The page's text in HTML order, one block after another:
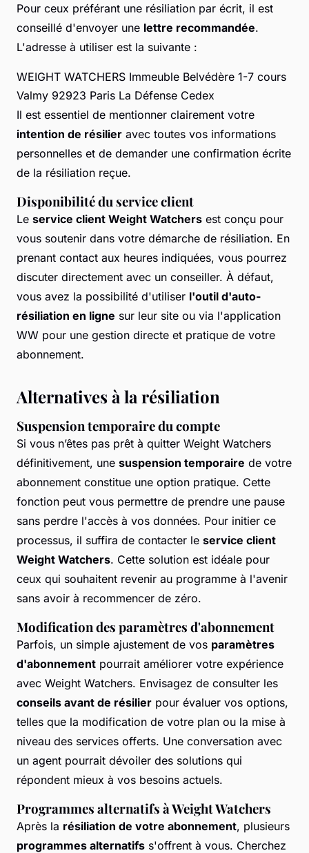
Pour ceux préférant une résiliation par écrit, il est
conseillé d'envoyer une lettre recommandée.
L'adresse à utiliser est la suivante :
WEIGHT WATCHERS Immeuble Belvédère 1-7 cours
Valmy 92923 Paris La Défense Cedex
Il est essentiel de mentionner clairement votre
intention de résilier avec toutes vos informations
personnelles et de demander une confirmation écrite
de la résiliation reçue.
Disponibilité du service client
Le service client Weight Watchers est conçu pour
vous soutenir dans votre démarche de résiliation. En
prenant contact aux heures indiquées, vous pourrez
discuter directement avec un conseiller. À défaut,
vous avez la possibilité d'utiliser l'outil d'auto-
résiliation en ligne sur leur site ou via l'application
WW pour une gestion directe et pratique de votre
abonnement.
Alternatives à la résiliation
Suspension temporaire du compte
Si vous n’êtes pas prêt à quitter Weight Watchers
définitivement, une suspension temporaire de votre
abonnement constitue une option pratique. Cette
fonction peut vous permettre de prendre une pause
sans perdre l'accès à vos données. Pour initier ce
processus, il suffira de contacter le service client
Weight Watchers. Cette solution est idéale pour
ceux qui souhaitent revenir au programme à l'avenir
sans avoir à recommencer de zéro.
Modification des paramètres d'abonnement
Parfois, un simple ajustement de vos paramètres
d'abonnement pourrait améliorer votre expérience
avec Weight Watchers. Envisagez de consulter les
conseils avant de résilier pour évaluer vos options,
telles que la modification de votre plan ou la mise à
niveau des services offerts. Une conversation avec
un agent pourrait dévoiler des solutions qui
répondent mieux à vos besoins actuels.
Programmes alternatifs à Weight Watchers
Après la résiliation de votre abonnement, plusieurs
programmes alternatifs s'offrent à vous. Cherchez